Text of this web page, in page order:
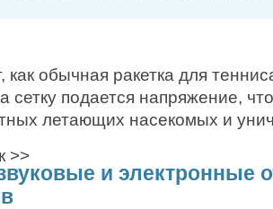
как обычная ракетка для
сетку подается напряжение,
летающих насекомых и
>>
и электронные